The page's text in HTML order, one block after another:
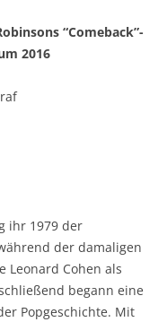
“Comeback”-
2016
ihr 1979 der
der damaligen
Leonard Cohen als
begann eine
Popgeschichte. Mit